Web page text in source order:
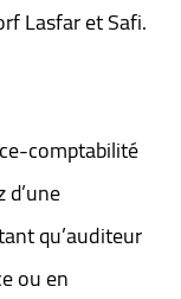
Lasfar et Safi.
comptabilité
qu’auditeur
ou en